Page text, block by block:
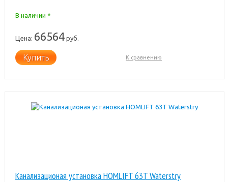
В наличии *
Цена: 66564руб.
Купить К сравнению
Канализационая установка HOMLIFT 63T Waterstry